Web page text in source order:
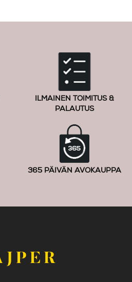
ILMAINEN TOIMITUS &
PALAUTUS
365 PÄIVÄN AVOKAUPPA